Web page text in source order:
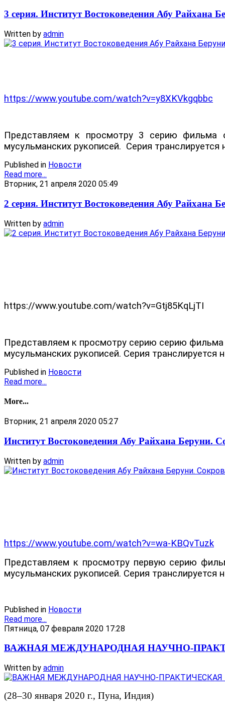
3 серия. Институт Востоковедения Абу Райхана
Written by admin
https://www.youtube.com/watch?v=y8XKVkgqbbc
Представляем к просмотру 3 серию фильма
мусульманских рукописей. Серия
Published in Новости
Read more...
Вторник, 21 апреля 2020 05:49
2 серия. Институт Востоковедения Абу Райхана
Written by admin
https://www.youtube.com/watch?v=Gtj85KqLjTI
Представляем к просмотру серию серию фильма
мусульманских рукописей. Серия транслируется
Published in Новости
Read more...
More...
Вторник, 21 апреля 2020 05:27
Институт Востоковедения Абу Райхана Беруни.
Written by admin
https://www.youtube.com/watch?v=wa-KBQvTuzk
Представляем к просмотру первую серию
мусульманских рукописей. Серия транслируется
Published in Новости
Read more...
Пятница, 07 февраля 2020 17:28
ВАЖНАЯ МЕЖДУНАРОДНАЯ НАУЧНО-
Written by admin
(28–30 января 2020 г., Пуна, Индия)